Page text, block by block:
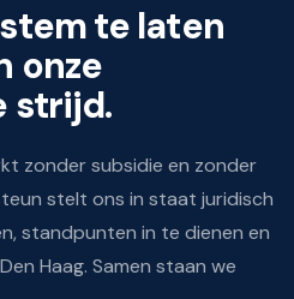
te laten
onze
strijd.
zonder subsidie en zonder
stelt ons in staat juridisch
standpunten in te dienen en
Haag. Samen staan we